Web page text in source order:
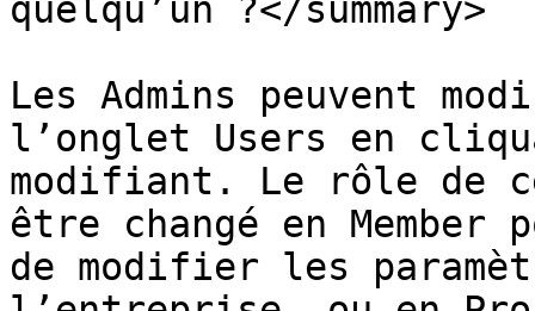
quelqu’un ?</summary>
Les Admins peuvent
l’onglet Users en
modifiant. Le rôle de
être changé en
de modifier les